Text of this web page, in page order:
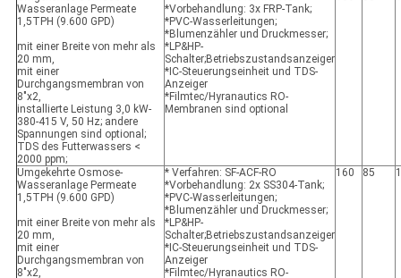
Wasseranlage Permeate
1,5TPH (9.600 GPD)
mit einer Breite von mehr als
20 mm,
mit einer
Durchgangsmembran von
8"x2,
installierte Leistung 3,0 kW-
380-415 V, 50 Hz; andere
Spannungen sind optional;
TDS des Futterwassers <
2000 ppm;
*Vorbehandlung: 3x FRP-Tank;
*PVC-Wasserleitungen;
*Blumenzähler und Druckmesser;
*LP&HP-
Schalter;Betriebszustandsanzeiger
*IC-Steuerungseinheit und TDS-
Anzeiger
*Filmtec/Hyranautics RO-
Membranen sind optional
Umgekehrte Osmose-
Wasseranlage Permeate
1,5TPH (9.600 GPD)
mit einer Breite von mehr als
20 mm,
mit einer
Durchgangsmembran von
8"x2,
* Verfahren: SF-ACF-RO
*Vorbehandlung: 2x SS304-Tank;
*PVC-Wasserleitungen;
*Blumenzähler und Druckmesser;
*LP&HP-
Schalter;Betriebszustandsanzeiger
*IC-Steuerungseinheit und TDS-
Anzeiger
*Filmtec/Hyranautics RO-
160 85